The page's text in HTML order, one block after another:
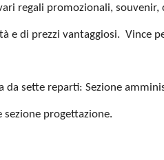
regali promozionali,
e di prezzi vantaggiosi. Vince
da sette reparti: Sezione
sezione progettazione.